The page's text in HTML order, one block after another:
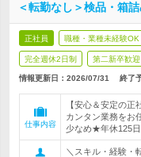
＜転勤なし＞検品・箱
正社員 職種・業種未経験OK
完全週休2日制 第二新卒歓迎
情報更新日：2026/07/31 終了
仕事内容
【安心＆安定の
カンタン業務をお
少なめ★年休125日
＼スキル・経験・